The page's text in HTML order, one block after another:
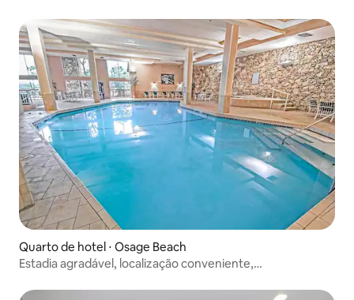
Quarto de hotel ⋅ Osage Beach
Estadia agradável, localização conveniente,